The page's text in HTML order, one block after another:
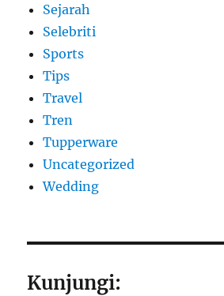
Sejarah
Selebriti
Sports
Tips
Travel
Tren
Tupperware
Uncategorized
Wedding
Kunjungi: